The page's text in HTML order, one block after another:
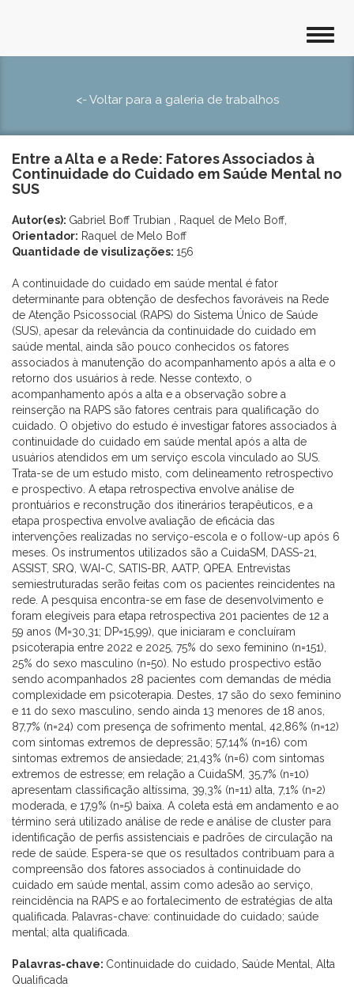
<- Voltar para a galeria de trabalhos
Entre a Alta e a Rede: Fatores Associados à
Continuidade do Cuidado em Saúde Mental no
SUS
Autor(es): Gabriel Boff Trubian , Raquel de Melo Boff,
Orientador: Raquel de Melo Boff
Quantidade de visulizações: 156
A continuidade do cuidado em saúde mental é fator
determinante para obtenção de desfechos favoráveis na Rede
de Atenção Psicossocial (RAPS) do Sistema Único de Saúde
(SUS), apesar da relevância da continuidade do cuidado em
saúde mental, ainda são pouco conhecidos os fatores
associados à manutenção do acompanhamento após a alta e o
retorno dos usuários à rede. Nesse contexto, o
acompanhamento após a alta e a observação sobre a
reinserção na RAPS são fatores centrais para qualificação do
cuidado. O objetivo do estudo é investigar fatores associados à
continuidade do cuidado em saúde mental após a alta de
usuários atendidos em um serviço escola vinculado ao SUS.
Trata-se de um estudo misto, com delineamento retrospectivo
e prospectivo. A etapa retrospectiva envolve análise de
prontuários e reconstrução dos itinerários terapêuticos, e a
etapa prospectiva envolve avaliação de eficácia das
intervenções realizadas no serviço-escola e o follow-up após 6
meses. Os instrumentos utilizados são a CuidaSM, DASS-21,
ASSIST, SRQ, WAI-C, SATIS-BR, AATP, QPEA. Entrevistas
semiestruturadas serão feitas com os pacientes reincidentes na
rede. A pesquisa encontra-se em fase de desenvolvimento e
foram elegíveis para etapa retrospectiva 201 pacientes de 12 a
59 anos (M=30,31; DP=15,99), que iniciaram e concluíram
psicoterapia entre 2022 e 2025, 75% do sexo feminino (n=151),
25% do sexo masculino (n=50). No estudo prospectivo estão
sendo acompanhados 28 pacientes com demandas de média
complexidade em psicoterapia. Destes, 17 são do sexo feminino
e 11 do sexo masculino, sendo ainda 13 menores de 18 anos,
87,7% (n=24) com presença de sofrimento mental, 42,86% (n=12)
com sintomas extremos de depressão; 57,14% (n=16) com
sintomas extremos de ansiedade; 21,43% (n=6) com sintomas
extremos de estresse; em relação a CuidaSM, 35,7% (n=10)
apresentam classificação altíssima, 39,3% (n=11) alta, 7,1% (n=2)
moderada, e 17,9% (n=5) baixa. A coleta está em andamento e ao
término será utilizado análise de rede e análise de cluster para
identificação de perfis assistenciais e padrões de circulação na
rede de saúde. Espera-se que os resultados contribuam para a
compreensão dos fatores associados à continuidade do
cuidado em saúde mental, assim como adesão ao serviço,
reincidência na RAPS e ao fortalecimento de estratégias de alta
qualificada. Palavras-chave: continuidade do cuidado; saúde
mental; alta qualificada.
Palavras-chave: Continuidade do cuidado, Saúde Mental, Alta
Qualificada